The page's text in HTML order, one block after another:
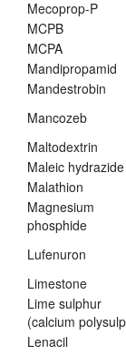
Mecoprop-P
MCPB
MCPA
Mandipropamid
Mandestrobin
Mancozeb
Maltodextrin
Maleic hydrazide
Malathion
Magnesium
phosphide
Lufenuron
Limestone
Lime sulphur
(calcium
Lenacil